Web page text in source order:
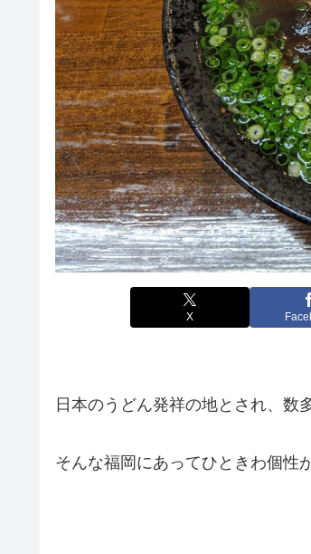
X
日本のうどん発祥の地とされ、数
そんな福岡にあってひときわ個性